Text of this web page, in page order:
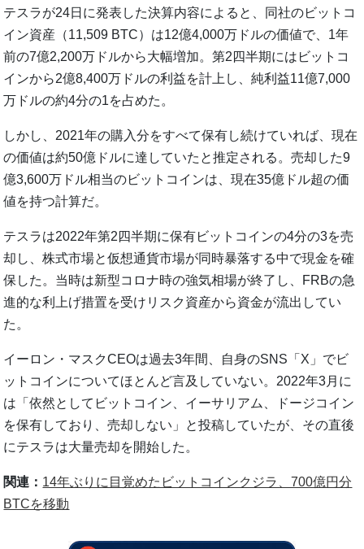
テスラが24日に発表した決算内容によると、同社のビットコ
イン資産（11,509 BTC）は12億4,000万ドルの価値で、1年
前の7億2,200万ドルから大幅増加。第2四半期にはビットコ
インから2億8,400万ドルの利益を計上し、純利益11億7,000
万ドルの約4分の1を占めた。
しかし、2021年の購入分をすべて保有し続けていれば、現在
の価値は約50億ドルに達していたと推定される。売却した9
億3,600万ドル相当のビットコインは、現在35億ドル超の価
値を持つ計算だ。
テスラは2022年第2四半期に保有ビットコインの4分の3を売
却し、株式市場と仮想通貨市場が同時暴落する中で現金を確
保した。当時は新型コロナ時の強気相場が終了し、FRBの急
進的な利上げ措置を受けリスク資産から資金が流出してい
た。
イーロン・マスクCEOは過去3年間、自身のSNS「X」でビ
ットコインについてほとんど言及していない。2022年3月に
は「依然としてビットコイン、イーサリアム、ドージコイン
を保有しており、売却しない」と投稿していたが、その直後
にテスラは大量売却を開始した。
関連： 14年ぶりに目覚めたビットコインクジラ、700億円分
BTCを移動